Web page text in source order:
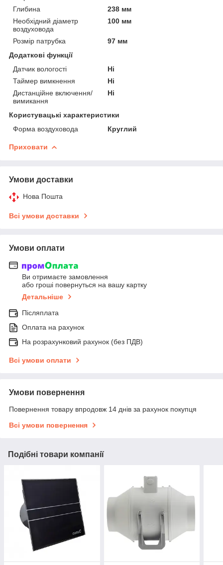
Глибина
238 мм
Необхідний діаметр
воздуховода
100 мм
Розмір патрубка
97 мм
Додаткові функції
Датчик вологості
Ні
Таймер вимкнення
Ні
Дистанційне включення/
вимикання
Ні
Користувацькi характеристики
Форма воздуховода
Круглий
Приховати
Умови доставки
Нова Пошта
Всі умови доставки
Умови оплати
Ви отримаєте замовлення
або гроші повернуться на вашу картку
Детальніше
Післяплата
Оплата на рахунок
На розрахунковий рахунок (без ПДВ)
Всі умови оплати
Умови повернення
Повернення товару впродовж 14 днів за рахунок покупця
Всі умови повернення
Подібні товари компанії